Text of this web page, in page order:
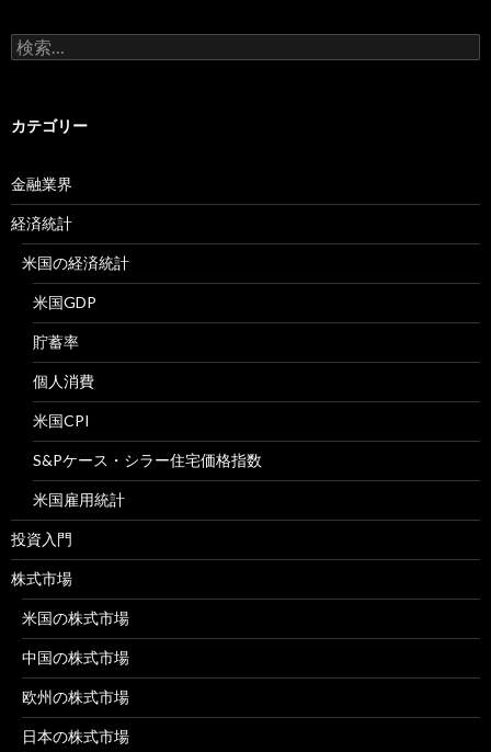
検
索:
カテゴリー
金融業界
経済統計
米国の経済統計
米国GDP
貯蓄率
個人消費
米国CPI
S&Pケース・シラー住宅価格指数
米国雇用統計
投資入門
株式市場
米国の株式市場
中国の株式市場
欧州の株式市場
日本の株式市場